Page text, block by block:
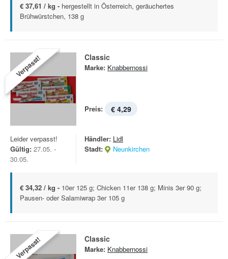
€ 37,61 / kg - hergestellt in Österreich, geräuchertes
Brühwürstchen, 138 g
Verpasst! Classic
Marke: Knabbernossi
Preis: € 4,29
Leider verpasst!
Gültig: 27.05. -
30.05.
Händler: Lidl
Stadt:
Neunkirchen
€ 34,32 / kg - 10er 125 g; Chicken 11er 138 g; Minis 3er 90 g;
Pausen- oder Salamiwrap 3er 105 g
Verpasst! Classic
Marke: Knabbernossi